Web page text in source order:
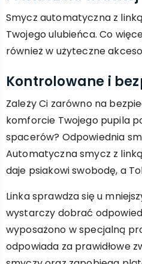
Smycz automatyczna z
Twojego ulubieńca. Co
również w użyteczne
Kontrolowane i
Zależy Ci zarówno na
komforcie Twojego pupila
spacerów? Odpowiednia
Automatyczna smycz z
daje psiakowi swobodę, a
Linka sprawdza się u
wystarczy dobrać
wyposażono w specjalną
odpowiada za prawidłowe